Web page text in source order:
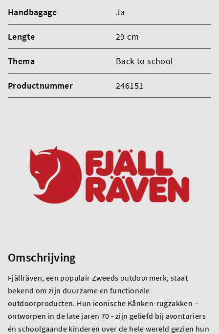
Handbagage Ja
Lengte 29 cm
Thema Back to school
Productnummer 246151
Omschrijving
Fjällräven, een populair Zweeds outdoormerk, staat
bekend om zijn duurzame en functionele
outdoorproducten. Hun iconische Kånken-rugzakken –
ontworpen in de late jaren 70 - zijn geliefd bij avonturiers
én schoolgaande kinderen over de hele wereld gezien hun